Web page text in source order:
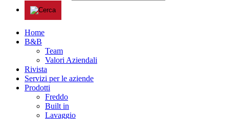
Home
B&B
Team
Valori Aziendali
Rivista
Servizi per le aziende
Prodotti
Freddo
Built in
Lavaggio